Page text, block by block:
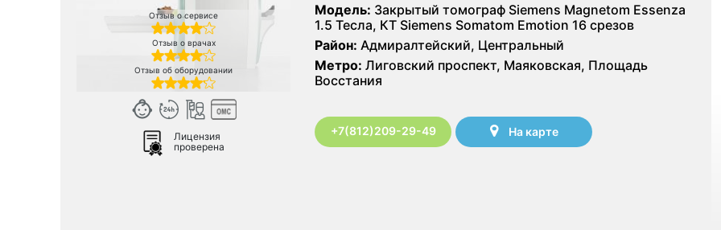
Отзыв о сервисе
Отзыв о врачах
Отзыв об оборудовании
Лицензия
проверена
Модель: Закрытый томограф Siemens Magnetom Essenza
1.5 Тесла, КТ Siemens Somatom Emotion 16 срезов
Район: Адмиралтейский, Центральный
Метро: Лиговский проспект, Маяковская, Площадь
Восстания
+7(812)209-29-49 На карте